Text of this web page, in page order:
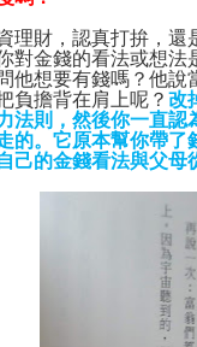
理財，認真打拚，
對金錢的看法或想
他想要有錢嗎？他說
負擔背在肩上呢？ 改
法則，然後你一直
的。它原本幫你帶
己的金錢看法與父母